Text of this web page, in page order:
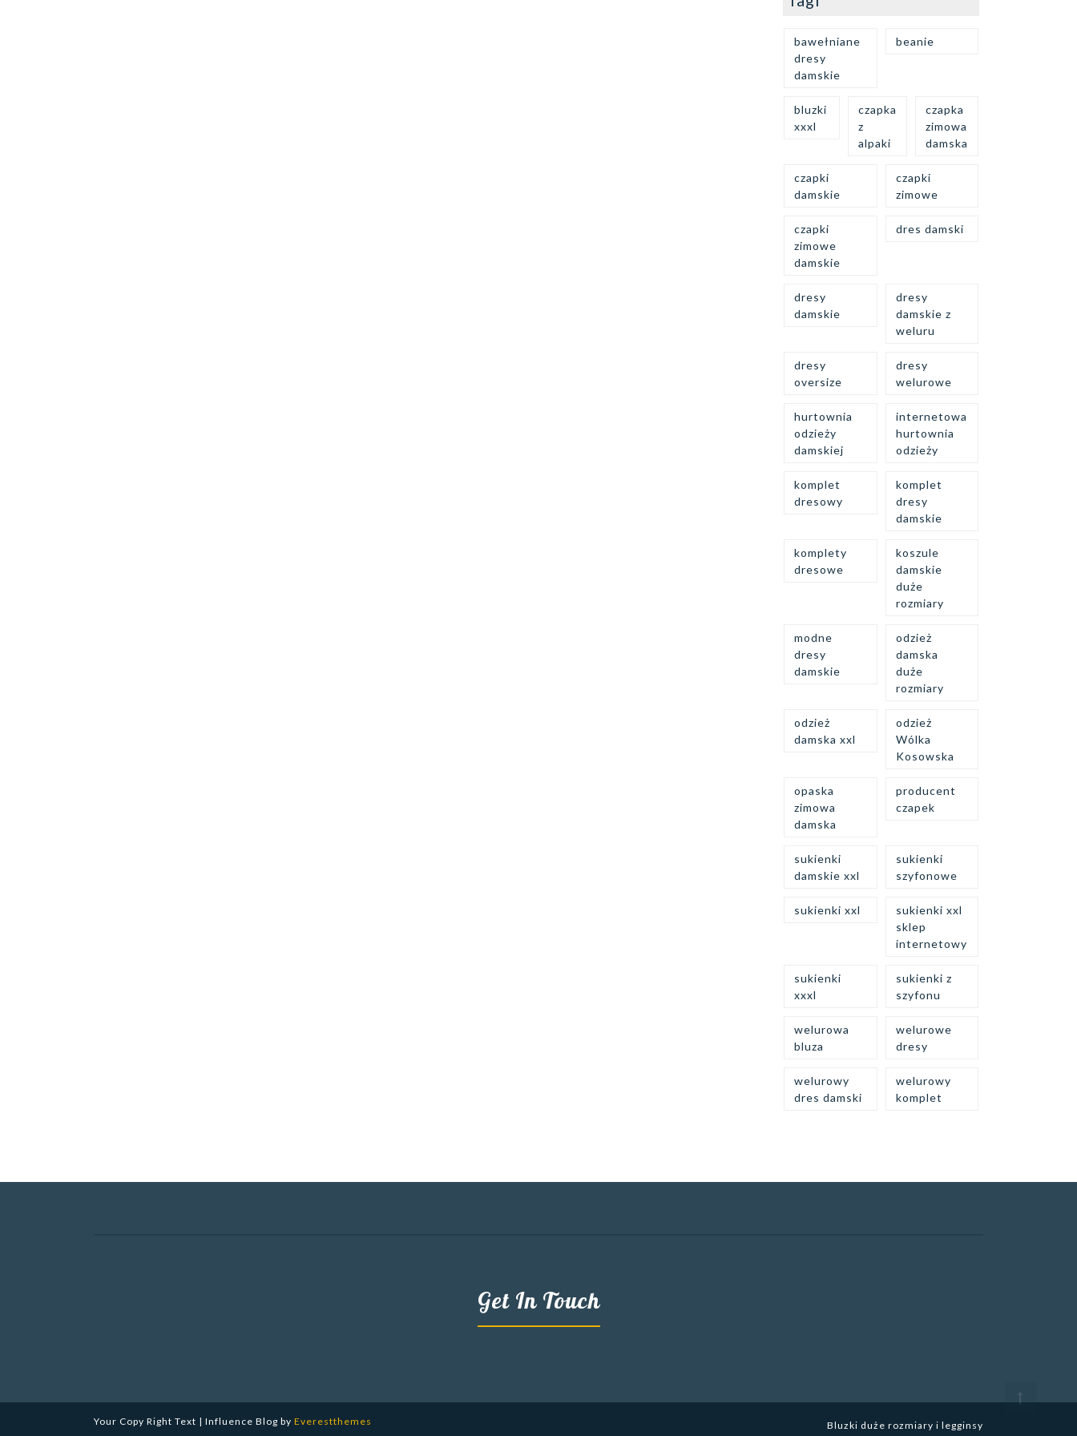
bawełniane
dresy
damskie
beanie
bluzki
xxxl
czapka
z
alpaki
czapka
zimowa
damska
czapki
damskie
czapki
zimowe
czapki
zimowe
damskie
dres damski
dresy
damskie
dresy
damskie z
weluru
dresy
oversize
dresy
welurowe
hurtownia
odzieży
damskiej
internetowa
hurtownia
odzieży
komplet
dresowy
komplet
dresy
damskie
komplety
dresowe
koszule
damskie
duże
rozmiary
modne
dresy
damskie
odzież
damska
duże
rozmiary
odzież
damska xxl
odzież
Wólka
Kosowska
opaska
zimowa
damska
producent
czapek
sukienki
damskie xxl
sukienki
szyfonowe
sukienki xxl
sukienki xxl
sklep
internetowy
sukienki
xxxl
sukienki z
szyfonu
welurowa
bluza
welurowe
dresy
welurowy
dres damski
welurowy
komplet
Get In Touch
Your Copy Right Text | Influence Blog by Everestthemes Bluzki duże rozmiary i legginsy